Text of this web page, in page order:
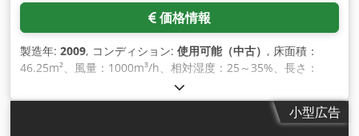
要な流入空気の純度を確保するため、最大能力V= 3500 m3/h
のDOSPELエアハンドリングユニットを使用します。このエア
ハンドリングユニットには、FK EU5/EC2プレフィルターとFK-
EU9/EC2ファインダストフィルターが装備されています。さら
に、天井のディフューザーにはE UFILTER製のHEPA11フィルタ
ーが使用されています。セクションH6のデータシート。 その
結果、測定流量3264 m3/hで、静止時のISO室内清浄度クラス7
[クラス "C"]が達成され、その結果、運転状態でのISO清浄度ク
価格情報
製造年: 2009, コンディション: 使用可能（中古） , 床面積：
46.25m²、風量：1000m³/h、相対湿度：25～35%、長さ：
8500mm、幅：5000mm、高さ：3341mm 、資料付き。
Cedpfepcgy Rex Adzjrf
小型広告